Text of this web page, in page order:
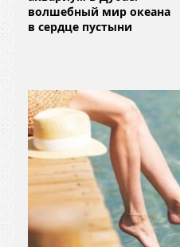
волшебный мир океана
в сердце пустыни